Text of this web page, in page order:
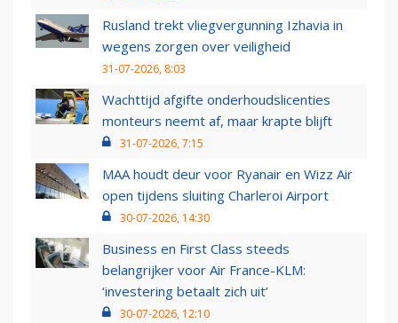
Rusland trekt vliegvergunning Izhavia in
wegens zorgen over veiligheid
31-07-2026, 8:03
Wachttijd afgifte onderhoudslicenties
monteurs neemt af, maar krapte blijft
31-07-2026, 7:15
MAA houdt deur voor Ryanair en Wizz Air
open tijdens sluiting Charleroi Airport
30-07-2026, 14:30
Business en First Class steeds
belangrijker voor Air France-KLM:
‘investering betaalt zich uit’
30-07-2026, 12:10